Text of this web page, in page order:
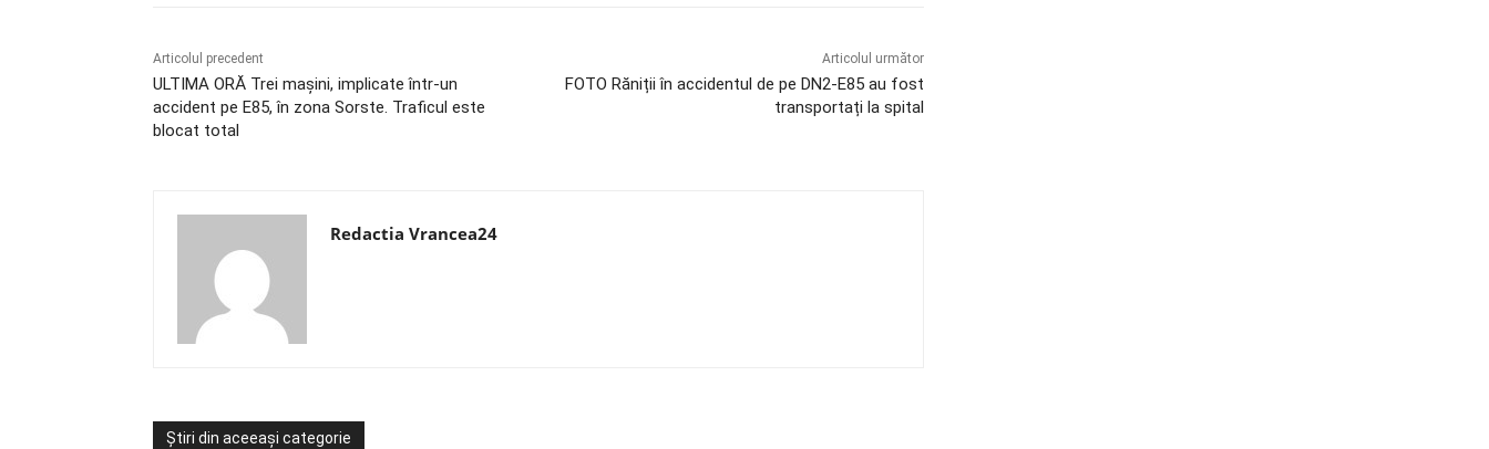
Articolul precedent
ULTIMA ORĂ Trei mașini, implicate într-un
accident pe E85, în zona Sorste. Traficul este
blocat total
Articolul următor
FOTO Răniții în accidentul de pe DN2-E85 au fost
transportați la spital
Redactia Vrancea24
Știri din aceeași categorie